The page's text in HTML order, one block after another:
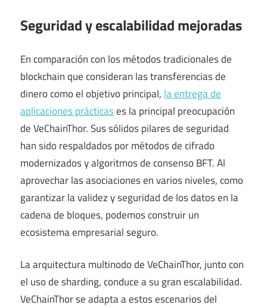
Seguridad y escalabilidad mejoradas
En comparación con los métodos tradicionales de
blockchain que consideran las transferencias de
dinero como el objetivo principal, la entrega de
aplicaciones prácticases la principal preocupación
de VeChainThor. Sus sólidos pilares de seguridad
han sido respaldados por métodos de cifrado
modernizados y algoritmos de consenso BFT. Al
aprovechar las asociaciones en varios niveles, como
garantizar la validez y seguridad de los datos en la
cadena de bloques, podemos construir un
ecosistema empresarial seguro.
La arquitectura multinodo de VeChainThor, junto con
el uso de sharding, conduce a su gran escalabilidad.
VeChainThor se adapta a estos escenarios del